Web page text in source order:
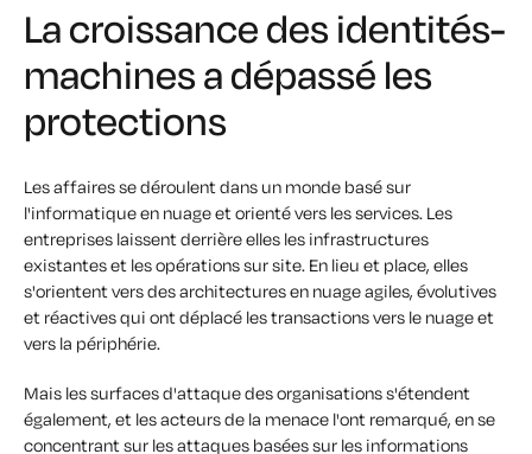
La croissance des identités-
machines a dépassé les
protections
Les affaires se déroulent dans un monde basé sur
l'informatique en nuage et orienté vers les services. Les
entreprises laissent derrière elles les infrastructures
existantes et les opérations sur site. En lieu et place, elles
s'orientent vers des architectures en nuage agiles, évolutives
et réactives qui ont déplacé les transactions vers le nuage et
vers la périphérie.
Mais les surfaces d'attaque des organisations s'étendent
également, et les acteurs de la menace l'ont remarqué, en se
concentrant sur les attaques basées sur les informations